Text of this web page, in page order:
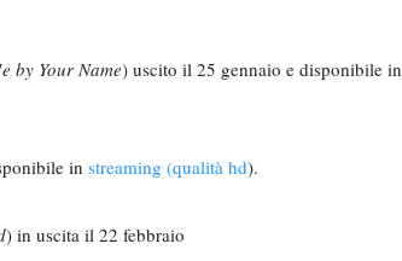
by Your Name) uscito il 25 gennaio e disponibile in
in streaming (qualità hd).
) in uscita il 22 febbraio